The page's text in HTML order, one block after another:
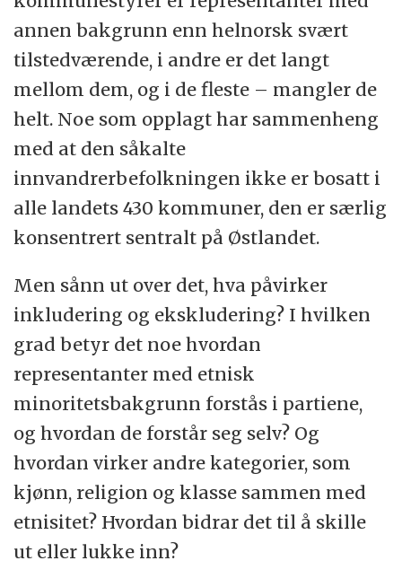
annen bakgrunn enn helnorsk svært
tilstedværende, i andre er det langt
mellom dem, og i de fleste – mangler de
helt. Noe som opplagt har sammenheng
med at den såkalte
innvandrerbefolkningen ikke er bosatt i
alle landets 430 kommuner, den er særlig
konsentrert sentralt på Østlandet.
Men sånn ut over det, hva påvirker
inkludering og ekskludering? I hvilken
grad betyr det noe hvordan
representanter med etnisk
minoritetsbakgrunn forstås i partiene,
og hvordan de forstår seg selv? Og
hvordan virker andre kategorier, som
kjønn, religion og klasse sammen med
etnisitet? Hvordan bidrar det til å skille
ut eller lukke inn?